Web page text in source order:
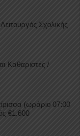
Σχολικής
Καθαριστές /
(ωράριο 07:00
€1.600